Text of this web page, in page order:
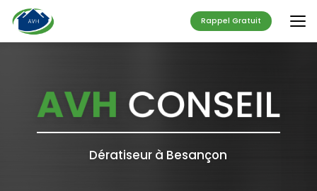
au
contenu
principal
Rappel Gratuit
Dératiseur à Besançon